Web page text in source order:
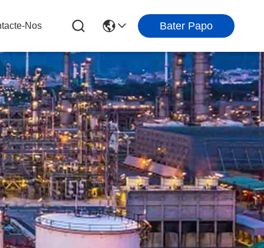
Nos Bater Papo